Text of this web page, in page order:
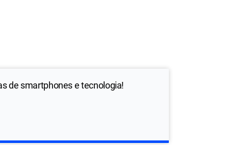
de smartphones e tecnologia!